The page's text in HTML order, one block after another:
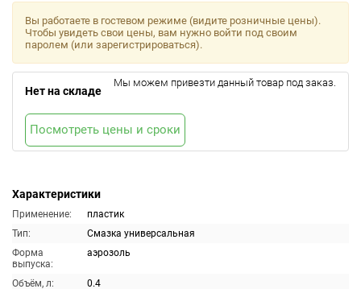
Характеристики
Применение:
пластик
Тип:
Смазка универсальная
Форма
выпуска:
аэрозоль
Объём, л:
0.4
Вы работаете в гостевом режиме (видите розничные цены).
Чтобы увидеть свои цены, вам нужно войти под своим
паролем (или зарегистрироваться).
Нет на складе
Мы можем привезти данный товар под заказ.
Посмотреть цены и сроки